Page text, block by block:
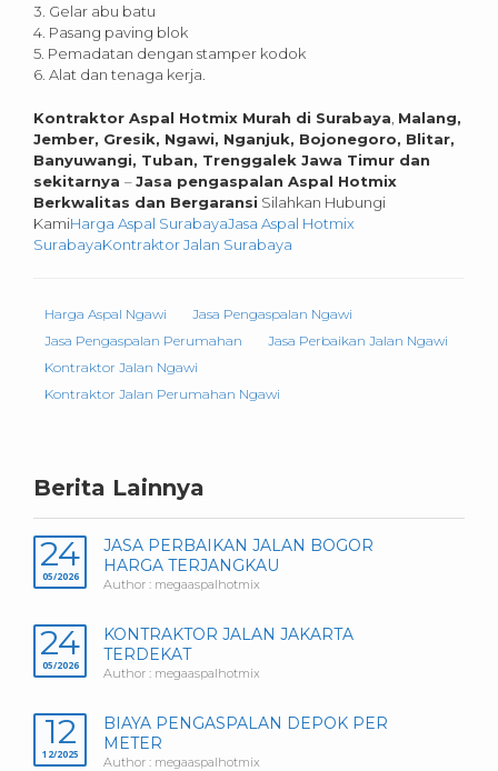
3. Gelar abu batu
4. Pasang paving blok
5. Pemadatan dengan stamper kodok
6. Alat dan tenaga kerja.
Kontraktor Aspal Hotmix Murah di Surabaya Malang,
Jember, Gresik, Ngawi, Nganjuk, Bojonegoro, Blitar,
Banyuwangi, Tuban, Trenggalek Jawa Timur dan
sekitarnya –Jasa pengaspalan Aspal Hotmix
Berkwalitas dan Bergaransi Silahkan Hubungi
KamiHarga Aspal SurabayaJasa Aspal Hotmix
SurabayaKontraktor Jalan Surabaya
Harga Aspal Ngawi
Jasa Pengaspalan Ngawi
Jasa Pengaspalan Perumahan
Jasa Perbaikan Jalan Ngawi
Kontraktor Jalan Ngawi
Kontraktor Jalan Perumahan Ngawi
Berita Lainnya
24
05/2026
JASA PERBAIKAN JALAN BOGOR
HARGA TERJANGKAU
Author : megaaspalhotmix
24
05/2026
KONTRAKTOR JALAN JAKARTA
TERDEKAT
Author : megaaspalhotmix
12
12/2025
BIAYA PENGASPALAN DEPOK PER
METER
Author : megaaspalhotmix